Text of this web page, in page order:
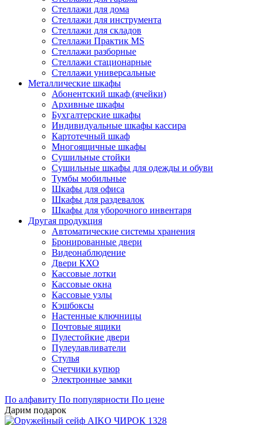
Стеллажи для дома
Стеллажи для инструмента
Стеллажи для складов
Стеллажи Практик MS
Стеллажи разборные
Стеллажи стационарные
Стеллажи универсальные
Металлические шкафы
Абонентский шкаф (ячейки)
Архивные шкафы
Бухгалтерские шкафы
Индивидуальные шкафы кассира
Картотечный шкаф
Многоящичные шкафы
Сушильные стойки
Сушильные шкафы для одежды и обуви
Тумбы мобильные
Шкафы для офиса
Шкафы для раздевалок
Шкафы для уборочного инвентаря
Другая продукция
Автоматические системы хранения
Бронированные двери
Видеонаблюдение
Двери КХО
Кассовые лотки
Кассовые окна
Кассовые узлы
Кэшбоксы
Настенные ключницы
Почтовые ящики
Пулестойкие двери
Пулеулавливатели
Стулья
Счетчики купюр
Электронные замки
По алфавиту По популярности По цене
Дарим подарок